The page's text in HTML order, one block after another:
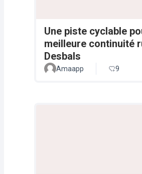
Une piste cyclable
meilleure continuité
Desbals
Amaapp 9